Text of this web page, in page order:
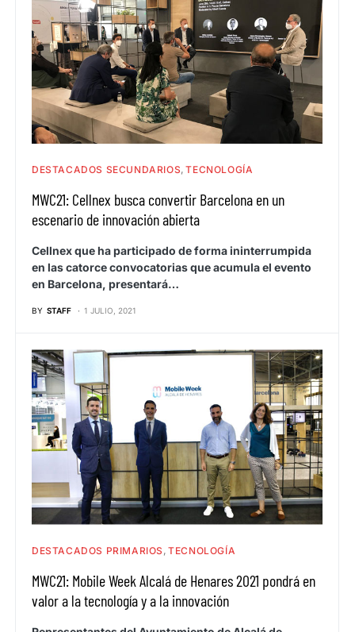
DESTACADOS SECUNDARIOS TECNOLOGÍA
MWC21: Cellnex busca convertir Barcelona en un
escenario de innovación abierta
Cellnex que ha participado de forma ininterrumpida
en las catorce convocatorias que acumula el evento
en Barcelona, presentará…
BY STAFF 1 JULIO, 2021
DESTACADOS PRIMARIOS TECNOLOGÍA
MWC21: Mobile Week Alcalá de Henares 2021 pondrá en
valor a la tecnología y a la innovación